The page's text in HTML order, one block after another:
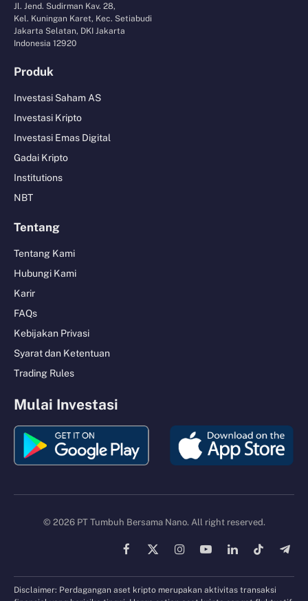
Jl. Jend. Sudirman Kav. 28,
Kel. Kuningan Karet, Kec. Setiabudi
Jakarta Selatan, DKI Jakarta
Indonesia 12920
Produk
Investasi Saham AS
Investasi Kripto
Investasi Emas Digital
Gadai Kripto
Institutions
NBT
Tentang
Tentang Kami
Hubungi Kami
Karir
FAQs
Kebijakan Privasi
Syarat dan Ketentuan
Trading Rules
Mulai Investasi
© 2026 PT Tumbuh Bersama Nano. All right reserved.
Facebook
X
InstagramYouTubeLinkedInTikTok
Disclaimer: Perdagangan aset kripto merupakan aktivitas transaksi